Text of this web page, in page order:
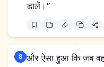
डालें।”
8 और ऐसा हुआ कि जब वह